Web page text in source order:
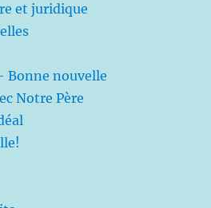
et juridique
Bonne nouvelle
Notre Père